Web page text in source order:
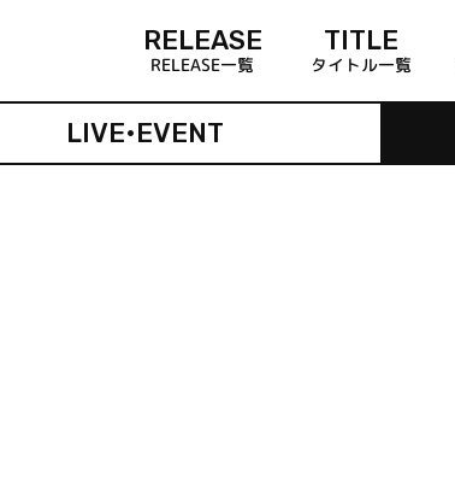
RELEASE
RELEASE一覧
TITLE
タイトル一覧
LIVE•EVENT